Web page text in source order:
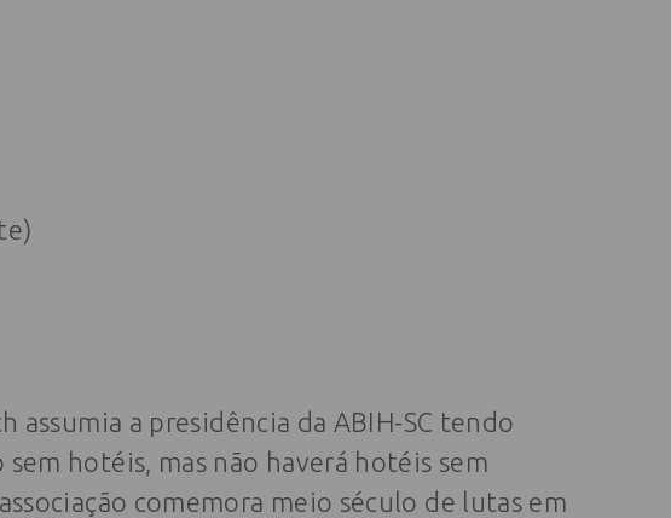
assumia a presidência da ABIH-SC tendo
hotéis, mas não haverá hotéis sem
comemora meio século de lutas em